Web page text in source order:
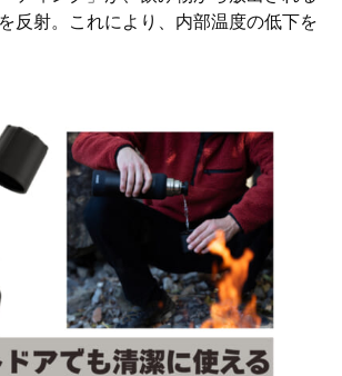
反射。これにより、内部温度の低下を